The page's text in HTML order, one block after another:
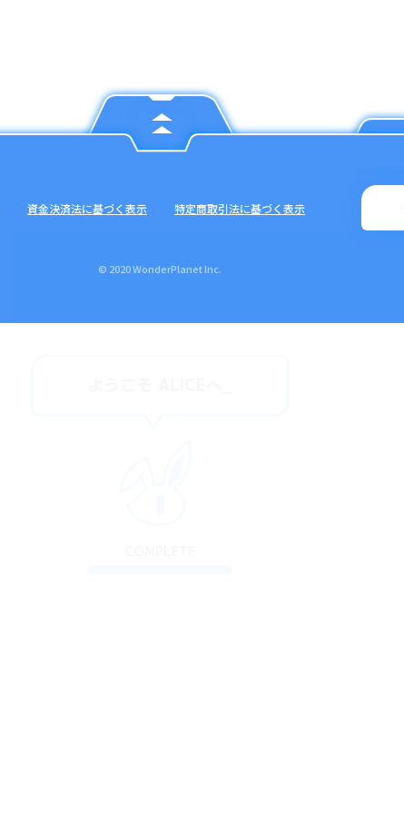
資金決済法に基づく表示 特定商取引法に基づく表示
© 2020 WonderPlanet Inc.